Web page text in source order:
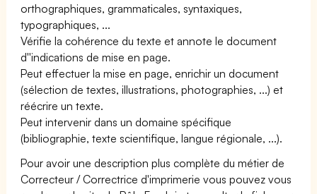
orthographiques, grammaticales, syntaxiques,
typographiques, ...
Vérifie la cohérence du texte et annote le document
d''indications de mise en page.
Peut effectuer la mise en page, enrichir un document
(sélection de textes, illustrations, photographies, ...) et
réécrire un texte.
Peut intervenir dans un domaine spécifique
(bibliographie, texte scientifique, langue régionale, ...).
Pour avoir une description plus complète du métier de
Correcteur / Correctrice d'imprimerie vous pouvez vous